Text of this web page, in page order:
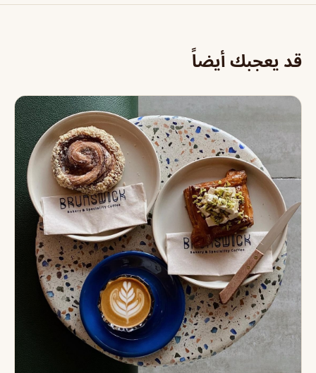
قد يعجبك أيضاً